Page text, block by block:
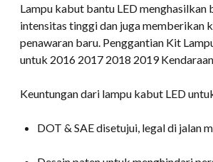
Lampu kabut bantu LED menghasilkan
intensitas tinggi dan juga memberikan
penawaran baru. Penggantian Kit
untuk 2016 2017 2018 2019
Keuntungan dari lampu kabut LED
DOT & SAE disetujui, legal di jalan